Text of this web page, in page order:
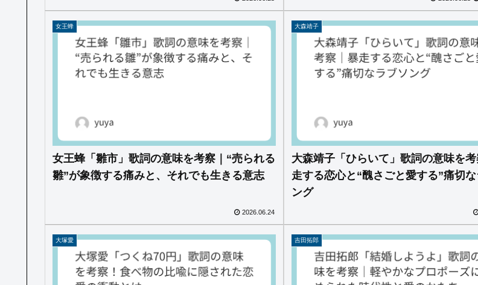
女王蜂
女王蜂「雛市」歌詞の意味を考察｜“売られる
雛”が象徴する痛みと、それでも生きる意志
2026.06.24
大森靖子
大森靖子「ひらいて」歌詞の意味を
走する恋心と“醜さごと愛する”痛切
ング
大塚愛 吉田拓郎